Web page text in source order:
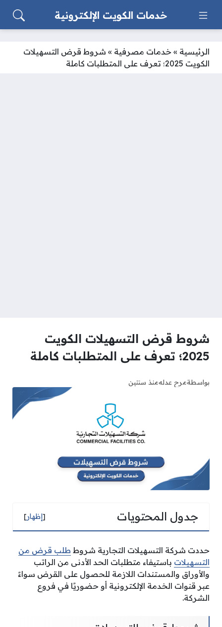
خدمات الكويت الإلكترونية
الرئيسية » خدمات مصرفية » شروط قرض التسهيلات
الكويت 2025؛ تعرف على المتطلبات كاملة
شروط قرض التسهيلات الكويت
2025؛ تعرف على المتطلبات كاملة
بواسطةمرح عدلهمنذ سنتين
جدول المحتويات [إظهار]
حددت شركة التسهيلات التجارية شروط طلب قرض من
التسهيلات باستيفاء متطلبات الحد الأدنى من الراتب
والأوراق والمستندات اللازمة للحصول على القرض سواءً
عبر قنوات الخدمة الإلكترونية أو حضوريًا في فروع
الشركة.